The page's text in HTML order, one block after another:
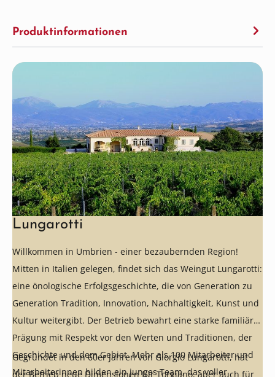
Produktinformationen
Lungarotti
Willkommen in Umbrien - einer bezaubernden Region!
Mitten in Italien gelegen, findet sich das Weingut Lungarotti:
eine önologische Erfolgsgeschichte, die von Generation zu
Generation Tradition, Innovation, Nachhaltigkeit, Kunst und
Kultur weitergibt. Der Betrieb bewahrt eine starke familiäre
Prägung mit Respekt vor den Werten und Traditionen, der
Geschichte und dem Gebiet. Mehr als 100 Mitarbeiter und
Mitarbeiterinnen bilden ein junges Team, das voller
Gegründet in den 60er Jahren von Giorgio Lungarotti, hat
der Betrieb neue Dimensionen für Torgiano, aber auch für